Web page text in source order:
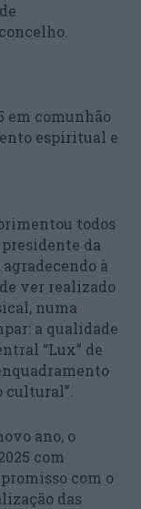
em comunhão
espiritual e
todos
da
à
ver realizado
numa
a qualidade
“Lux” de
ano, o
com
com o
das